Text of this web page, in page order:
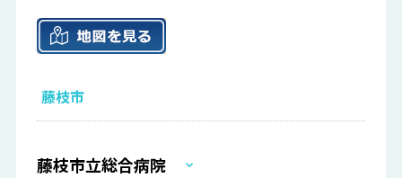
藤枝市
藤枝市立総合病院